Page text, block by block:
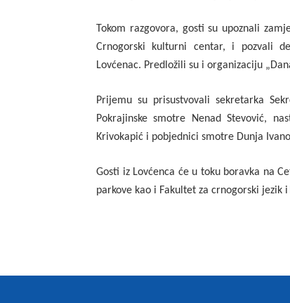
Tokom razgovora, gosti su upoznali
Crnogorski kulturni centar, i pozvali
Lovćenac. Predložili su i organizaciju
Prijemu su prisustvovali sekretarka
Pokrajinske smotre Nenad Stevović,
Krivokapić i pobjednici smotre Dunja
Gosti iz Lovćenca će u toku boravka na
parkove kao i Fakultet za crnogorski jezik i